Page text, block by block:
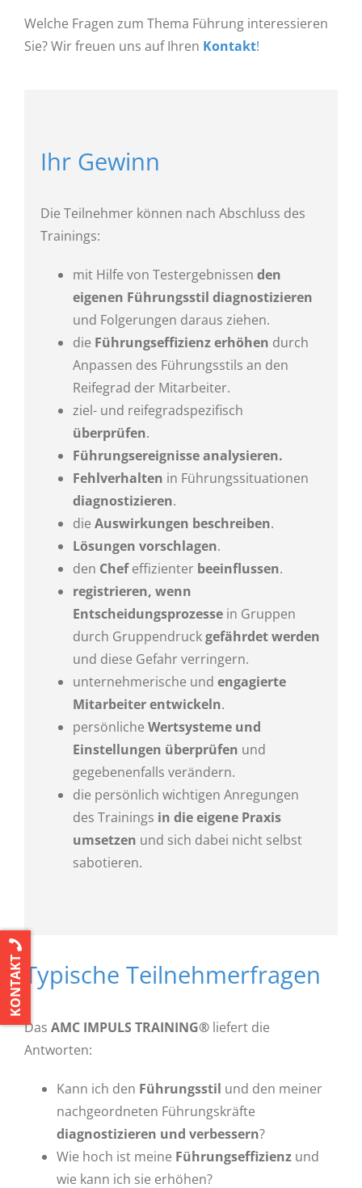
Welche Fragen zum Thema Führung interessieren
Sie? Wir freuen uns auf Ihren Kontakt!
Ihr Gewinn
Die Teilnehmer können nach Abschluss des
Trainings:
mit Hilfe von Testergebnissen den
eigenen Führungsstil diagnostizieren
und Folgerungen daraus ziehen.
die Führungseffizienz erhöhen durch
Anpassen des Führungsstils an den
Reifegrad der Mitarbeiter.
ziel- und reifegradspezifisch
überprüfen.
Führungsereignisse analysieren.
Fehlverhalten in Führungssituationen
diagnostizieren.
die Auswirkungen beschreiben.
Lösungen vorschlagen.
den Chefeffizienter beeinflussen.
registrieren, wenn
Entscheidungsprozesse in Gruppen
durch Gruppendruckgefährdet werden
und diese Gefahr verringern.
unternehmerische und engagierte
Mitarbeiter entwickeln.
persönliche Wertsysteme und
Einstellungen überprüfen und
gegebenenfalls verändern.
die persönlich wichtigen Anregungen
des Trainings in die eigene Praxis
umsetzen und sich dabei nicht selbst
sabotieren.
Typische Teilnehmerfragen
Das AMC IMPULS TRAINING® liefert die
Antworten:
Kann ich den Führungsstil und den meiner
nachgeordneten Führungskräfte
diagnostizieren und verbessern?
Wie hoch ist meine Führungseffizienz und
wie kann ich sie erhöhen?
KONTAKT